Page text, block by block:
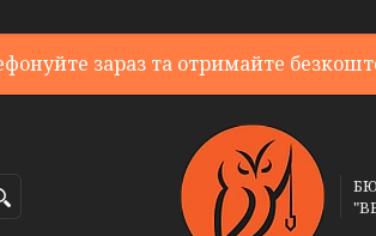
зараз та отримайте